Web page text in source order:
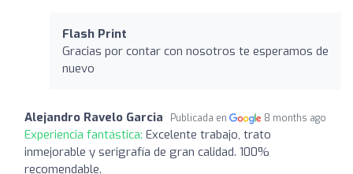
Flash Print
Gracias por contar con nosotros te esperamos de
nuevo
Alejandro Ravelo Garcia Publicada en 8 months ago
Experiencia fantástica: Excelente trabajo, trato
inmejorable y serigrafía de gran calidad. 100%
recomendable.